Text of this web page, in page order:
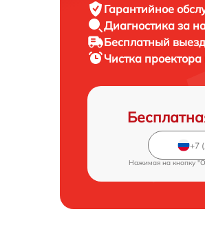
Гарантийное
Диагностика за
Бесплатный
Чистка
Нажимая на кнопку